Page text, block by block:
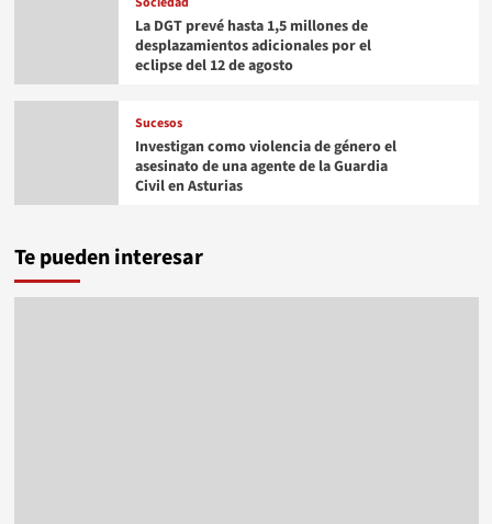
La DGT prevé hasta 1,5 millones de
desplazamientos adicionales por el
eclipse del 12 de agosto
Sucesos
Investigan como violencia de género el
asesinato de una agente de la Guardia
Civil en Asturias
Te pueden interesar